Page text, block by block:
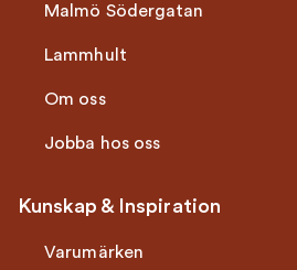
Malmö Södergatan
Lammhult
Om oss
Jobba hos oss
Kunskap & Inspiration
Varumärken